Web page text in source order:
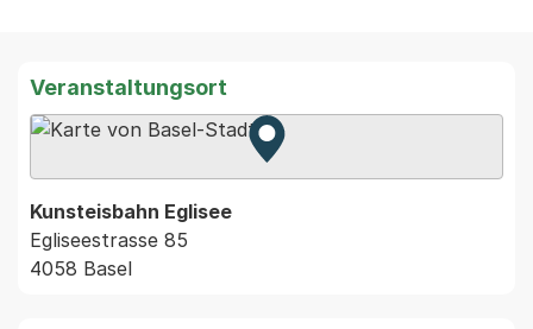
Veranstaltungsort
Zur Karte von MapBS.
Externer Link, wird in einem
Kunsteisbahn Eglisee
Egliseestrasse 85
4058 Basel